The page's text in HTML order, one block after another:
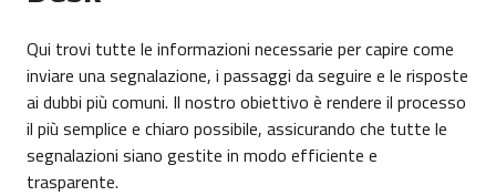
Qui trovi tutte le informazioni necessarie per capire come
inviare una segnalazione, i passaggi da seguire e le risposte
ai dubbi più comuni. Il nostro obiettivo è rendere il processo
il più semplice e chiaro possibile, assicurando che tutte le
segnalazioni siano gestite in modo efficiente e
trasparente.